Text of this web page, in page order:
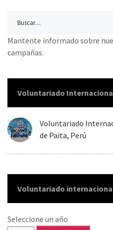
Mantente informado sobre
campañas.
Voluntariado
Voluntariado
de Paita, Perú
Voluntariado
Seleccione un año